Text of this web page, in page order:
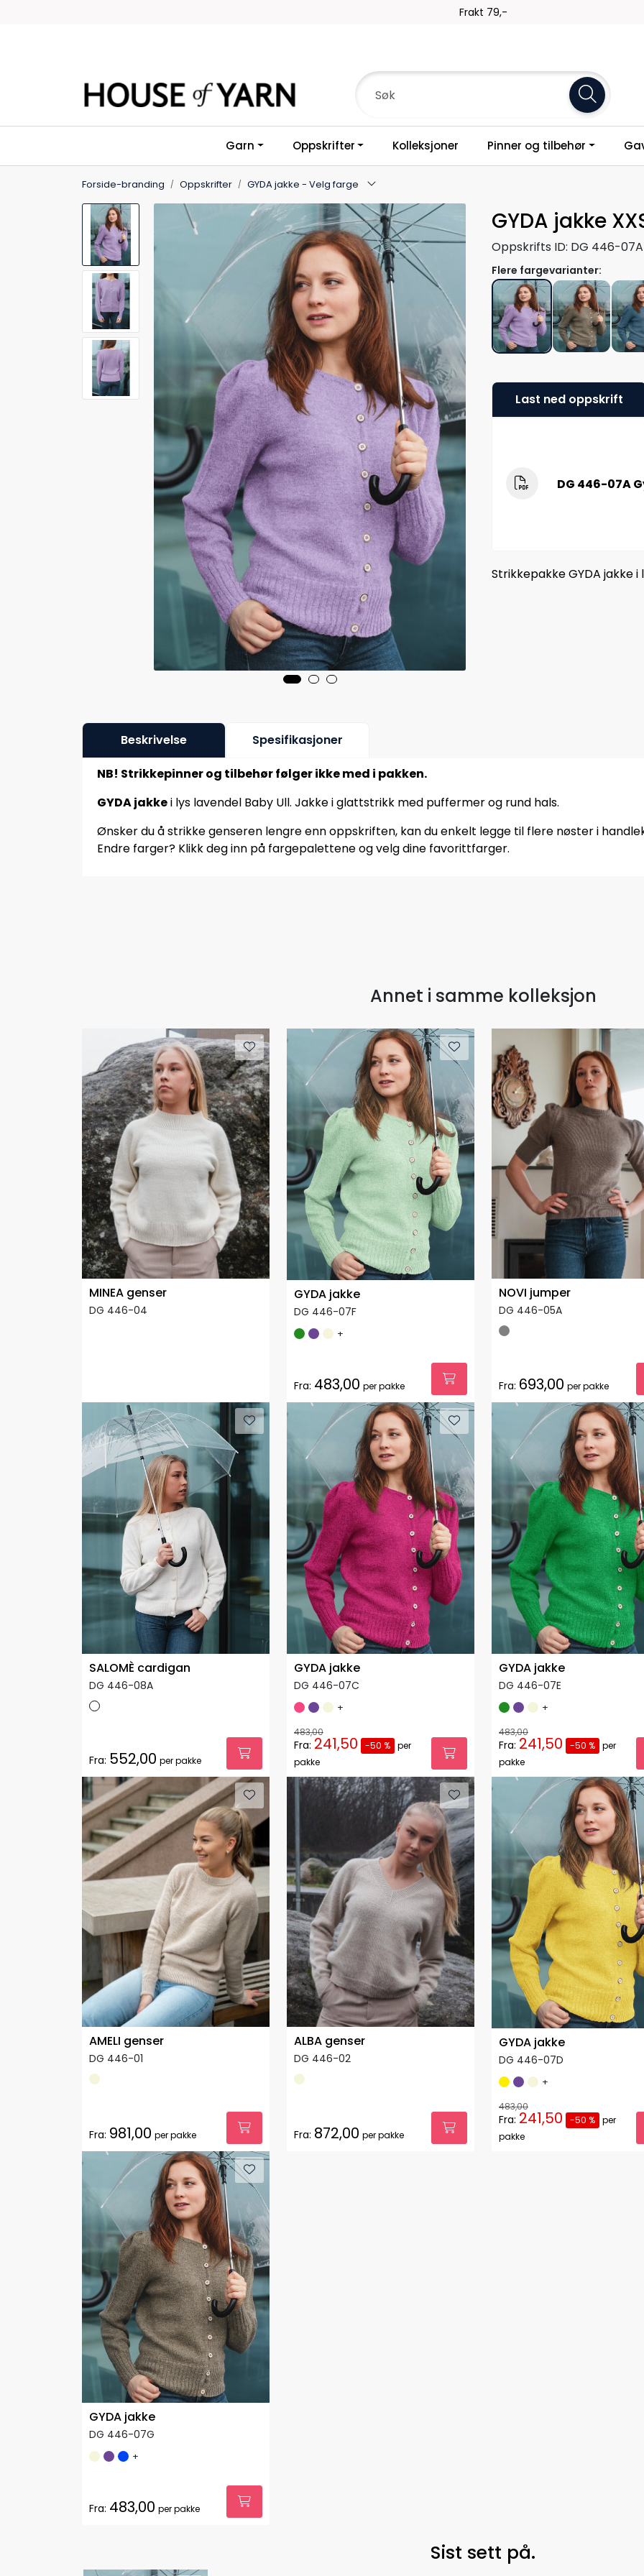
Frakt 79,-
Garn Oppskrifter Kolleksjoner Pinner og tilbehør
Forside-branding Oppskrifter GYDA jakke - Velg farge
GYDA jakke
Oppskrifts ID: DG 446-07A
Flere fargevarianter:
Last ned oppskrift
DG 446-07A
Strikkepakke GYDA jakke
Beskrivelse Spesifikasjoner
NB! Strikkepinner og tilbehør følger ikke med i pakken.
GYDA jakkei lys lavendel Baby Ull. Jakke i glattstrikk med puffermer og rund hals.
Ønsker du å strikke genseren lengre enn oppskriften, kan du enkelt legge til flere nøster i
Endre farger? Klikk deg inn på fargepalettene og velg dine favorittfarger.
Annet i samme kolleksjon
MINEA genser
DG 446-04
GYDA jakke
DG 446-07F
+
Fra: 483,00 per pakke
NOVI jumper
DG 446-05A
Fra: 693,00 per pakke
SALOMÈ cardigan
DG 446-08A
Fra: 552,00 per pakke
GYDA jakke
DG 446-07C
+
483,00
Fra: 241,50 -50 % per
pakke
GYDA jakke
DG 446-07E
+
483,00
Fra: 241,50 -50 % per
pakke
AMELI genser
DG 446-01
Fra: 981,00 per pakke
ALBA genser
DG 446-02
Fra: 872,00 per pakke
GYDA jakke
DG 446-07D
+
483,00
Fra: 241,50 -50 % per
pakke
GYDA jakke
DG 446-07G
+
Fra: 483,00 per pakke
Sist sett på.